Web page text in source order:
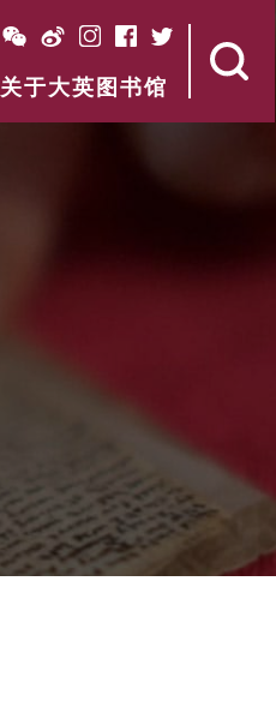
关于大英图书馆